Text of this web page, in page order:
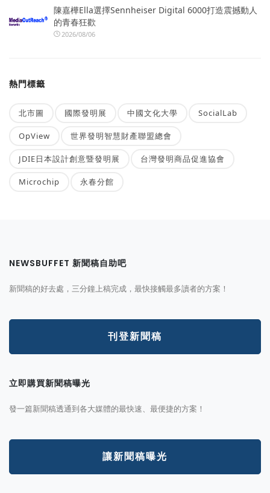
陳嘉樺Ella選擇Sennheiser Digital 6000打造震撼動人
的青春狂歡
2026/08/06
熱門標籤
北市圖 國際發明展 中國文化大學 SocialLab
OpView 世界發明智慧財產聯盟總會
JDIE日本設計創意暨發明展 台灣發明商品促進協會
Microchip 永春分館
NEWSBUFFET 新聞稿自助吧
新聞稿的好去處，三分鐘上稿完成，最快接觸最多讀者的方案！
刊登新聞稿
立即購買新聞稿曝光
發一篇新聞稿透通到各大媒體的最快速、最便捷的方案！
讓新聞稿曝光